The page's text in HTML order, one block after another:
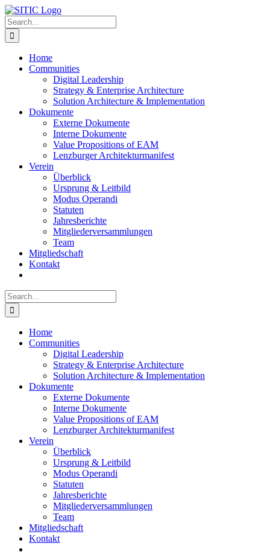
Skip
to
content
Search
for:
Home
Communities
Digital Leadership
Strategy & Enterprise Architecture
Solution Architecture & Implementation
Dokumente
Externe Dokumente
Interne Dokumente
Value Propositions of EAM
Lenzburger Architekturmanifest
Verein
Überblick
Ursprung & Leitbild
Modus Operandi
Statuten
Jahresberichte
Mitgliederversammlungen
Team
Mitgliedschaft
Kontakt
Search
for:
Home
Communities
Digital Leadership
Strategy & Enterprise Architecture
Solution Architecture & Implementation
Dokumente
Externe Dokumente
Interne Dokumente
Value Propositions of EAM
Lenzburger Architekturmanifest
Verein
Überblick
Ursprung & Leitbild
Modus Operandi
Statuten
Jahresberichte
Mitgliederversammlungen
Team
Mitgliedschaft
Kontakt